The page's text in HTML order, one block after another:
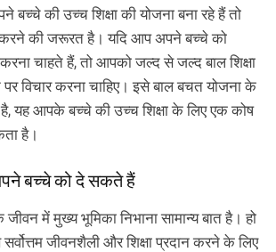
की उच्च शिक्षा की योजना बना रहे हैं तो
की जरूरत है। यदि आप अपने बच्चे को
करना चाहते हैं, तो आपको जल्द से जल्द बाल शिक्षा
विचार करना चाहिए। इसे बाल बचत योजना के
है, यह आपके बच्चे की उच्च शिक्षा के लिए एक कोष
है।
बच्चे को दे सकते हैं
में मुख्य भूमिका निभाना सामान्य बात है। हो
जीवनशैली और शिक्षा प्रदान करने के लिए